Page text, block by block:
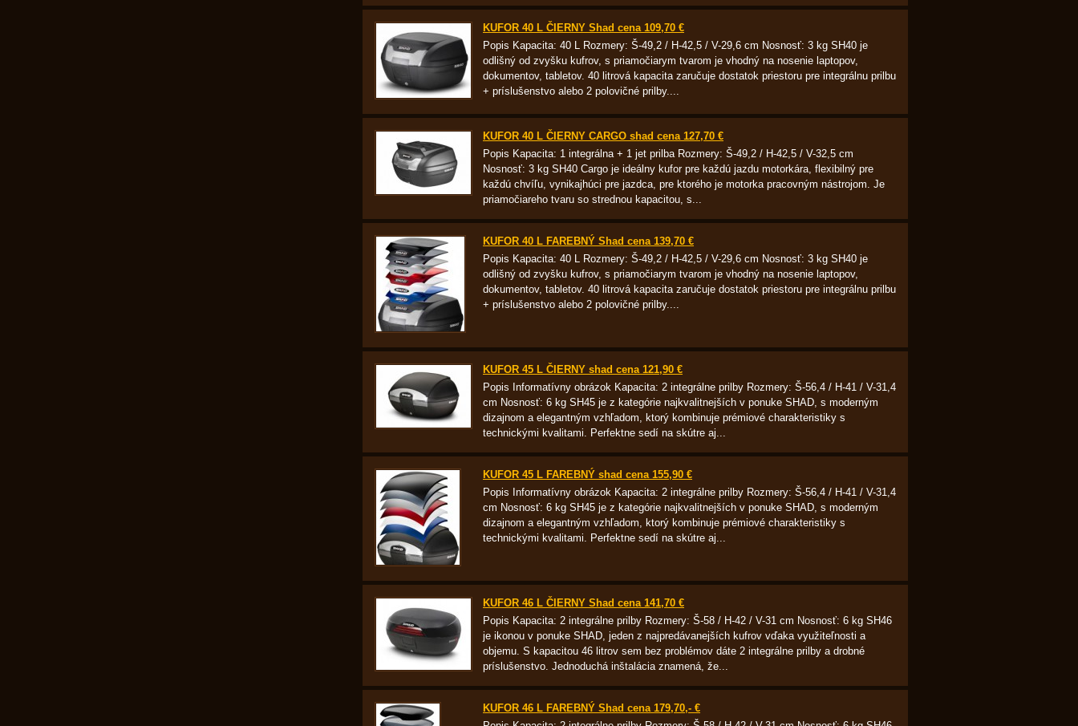
KUFOR 40 L ČIERNY Shad cena 109,70 €
Popis Kapacita: 40 L Rozmery: Š-49,2 / H-42,5 / V-29,6 cm Nosnosť: 3 kg SH40 je
odlišný od zvyšku kufrov, s priamočiarym tvarom je vhodný na nosenie laptopov,
dokumentov, tabletov. 40 litrová kapacita zaručuje dostatok priestoru pre integrálnu prilbu
+ príslušenstvo alebo 2 polovičné prilby....
KUFOR 40 L ČIERNY CARGO shad cena 127,70 €
Popis Kapacita: 1 integrálna + 1 jet prilba Rozmery: Š-49,2 / H-42,5 / V-32,5 cm
Nosnosť: 3 kg SH40 Cargo je ideálny kufor pre každú jazdu motorkára, flexibilný pre
každú chvíľu, vynikajhúci pre jazdca, pre ktorého je motorka pracovným nástrojom. Je
priamočiareho tvaru so strednou kapacitou, s...
KUFOR 40 L FAREBNÝ Shad cena 139,70 €
Popis Kapacita: 40 L Rozmery: Š-49,2 / H-42,5 / V-29,6 cm Nosnosť: 3 kg SH40 je
odlišný od zvyšku kufrov, s priamočiarym tvarom je vhodný na nosenie laptopov,
dokumentov, tabletov. 40 litrová kapacita zaručuje dostatok priestoru pre integrálnu prilbu
+ príslušenstvo alebo 2 polovičné prilby....
KUFOR 45 L ČIERNY shad cena 121,90 €
Popis Informatívny obrázok Kapacita: 2 integrálne prilby Rozmery: Š-56,4 / H-41 / V-31,4
cm Nosnosť: 6 kg SH45 je z kategórie najkvalitnejších v ponuke SHAD, s moderným
dizajnom a elegantným vzhľadom, ktorý kombinuje prémiové charakteristiky s
technickými kvalitami. Perfektne sedí na skútre aj...
KUFOR 45 L FAREBNÝ shad cena 155,90 €
Popis Informatívny obrázok Kapacita: 2 integrálne prilby Rozmery: Š-56,4 / H-41 / V-31,4
cm Nosnosť: 6 kg SH45 je z kategórie najkvalitnejších v ponuke SHAD, s moderným
dizajnom a elegantným vzhľadom, ktorý kombinuje prémiové charakteristiky s
technickými kvalitami. Perfektne sedí na skútre aj...
KUFOR 46 L ČIERNY Shad cena 141,70 €
Popis Kapacita: 2 integrálne prilby Rozmery: Š-58 / H-42 / V-31 cm Nosnosť: 6 kg SH46
je ikonou v ponuke SHAD, jeden z najpredávanejších kufrov vďaka využiteľnosti a
objemu. S kapacitou 46 litrov sem bez problémov dáte 2 integrálne prilby a drobné
príslušenstvo. Jednoduchá inštalácia znamená, že...
KUFOR 46 L FAREBNÝ Shad cena 179,70,- €